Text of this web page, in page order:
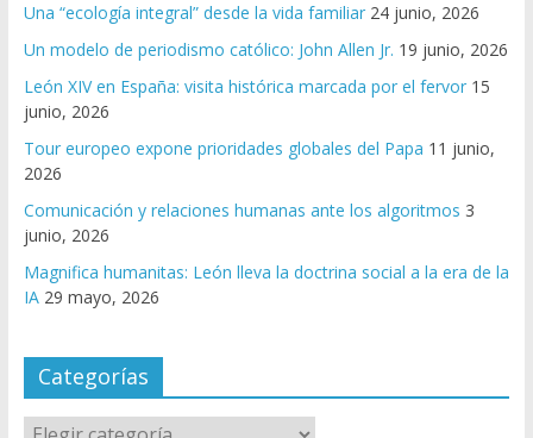
Una “ecología integral” desde la vida familiar 24 junio, 2026
Un modelo de periodismo católico: John Allen Jr. 19 junio, 2026
León XIV en España: visita histórica marcada por el fervor 15
junio, 2026
Tour europeo expone prioridades globales del Papa 11 junio,
2026
Comunicación y relaciones humanas ante los algoritmos 3
junio, 2026
Magnifica humanitas: León lleva la doctrina social a la era de la
IA 29 mayo, 2026
Categorías